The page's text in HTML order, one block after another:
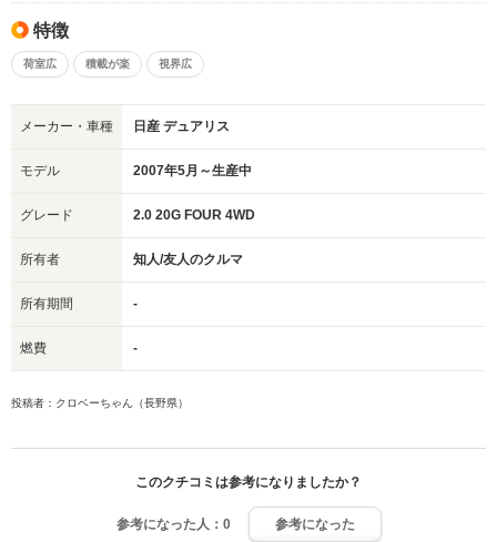
特徴
荷室広 積載が楽 視界広
メーカー・車種 日産 デュアリス
モデル 2007年5月～生産中
グレード 2.0 20G FOUR 4WD
所有者 知人/友人のクルマ
所有期間 -
燃費 -
投稿者：クロベーちゃん（長野県）
このクチコミは参考になりましたか？
参考になった人： 0 参考になった